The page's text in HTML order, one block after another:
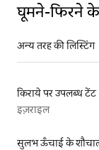
घूमने-फिरने के
अन्य तरह की लिस्टिंग
किराये पर उपलब्ध टेंट
इज़राइल